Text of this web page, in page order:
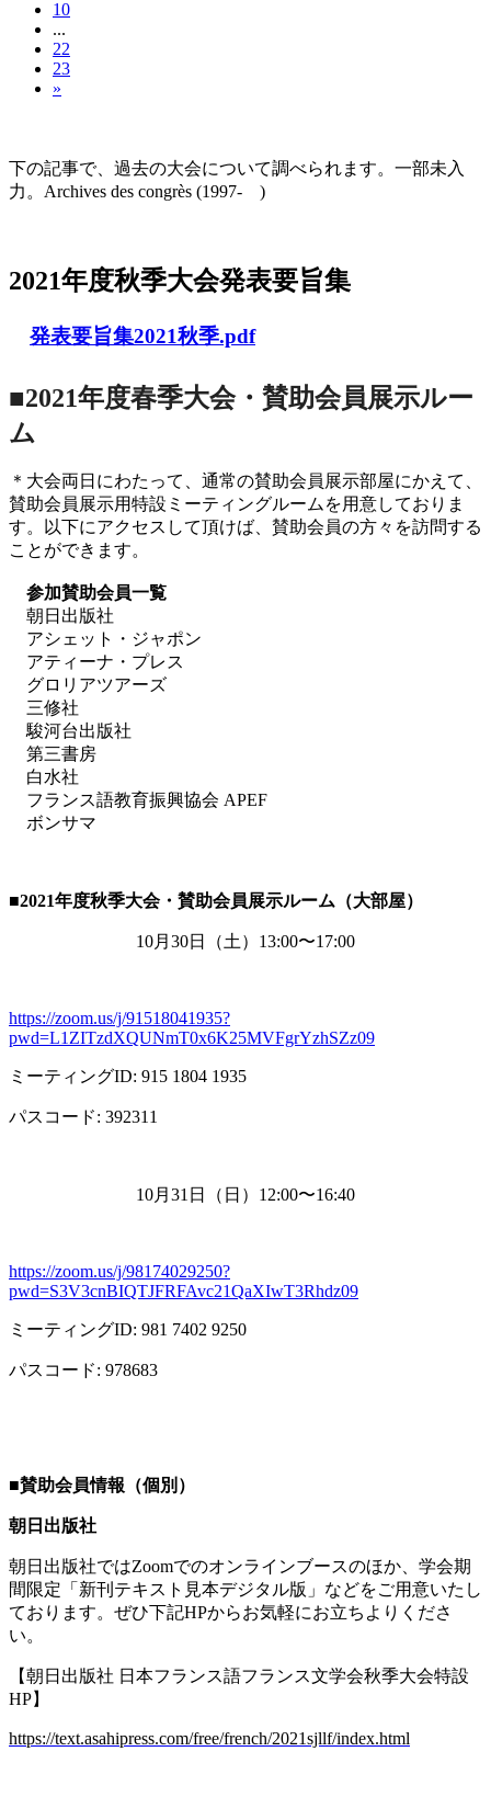
10
...
22
23
»
下の記事で、過去の大会について調べられます。一部未入
力。Archives des congrès (1997- )
2021年度秋季大会発表要旨集
発表要旨集2021秋季.pdf
■2021年度春季大会・賛助会員展示ルー
ム
＊大会両日にわたって、通常の賛助会員展示部屋にかえて、
賛助会員展示用特設ミーティングルームを用意しておりま
す。以下にアクセスして頂けば、賛助会員の方々を訪問する
ことができます。
参加賛助会員一覧
朝日出版社
アシェット・ジャポン
アティーナ・プレス
グロリアツアーズ
三修社
駿河台出版社
第三書房
白水社
フランス語教育振興協会 APEF
ボンサマ
■2021年度秋季大会・賛助会員展示ルーム（大部屋）
10月 30日（土） 13:00〜17:00
https://zoom.us/j/91518041935?
pwd=L1ZITzdXQUNmT0x6K25MVFgrYzhSZz09
ミーティングID: 915 1804 1935
パスコード: 392311
10月 31 日（日） 12:00〜16:40
https://zoom.us/j/98174029250?
pwd=S3V3cnBIQTJFRFAvc21QaXIwT3Rhdz09
ミーティングID: 981 7402 9250
パスコード: 978683
■賛助会員情報（個別）
朝日出版社
朝日出版社ではZoomでのオンラインブースのほか、学会期
間限定「新刊テキスト見本デジタル版」などをご用意いたし
ております。ぜひ下記HPからお気軽にお立ちよりくださ
い。
【朝日出版社 日本フランス語フランス文学会秋季大会特設
HP】
https://text.asahipress.com/free/french/2021sjllf/index.html